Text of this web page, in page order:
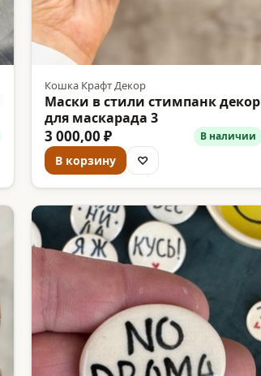
Кошка Крафт Декор
Маски в стили стимпанк декор
для маскарада 3
3 000,00 ₽ В наличии
В корзину ♡